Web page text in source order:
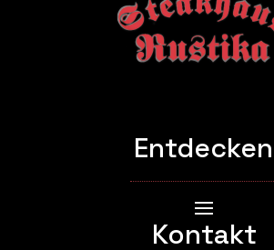
Entdecken
Kontakt